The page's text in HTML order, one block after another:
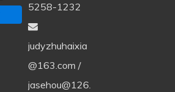
5258-1232

judyzhuhaixia
@163.com /
jasehou@126.